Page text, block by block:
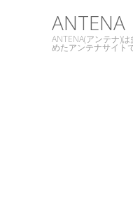
ANTENA
ANTENA(アンテナ)
めたアンテナサイト